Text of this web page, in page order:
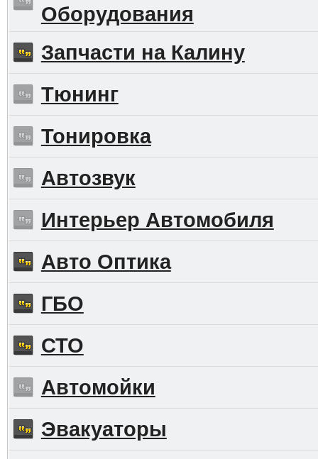
Оборудования
Запчасти на Калину
Тюнинг
Тонировка
Автозвук
Интерьер Автомобиля
Авто Оптика
ГБО
СТО
Автомойки
Эвакуаторы